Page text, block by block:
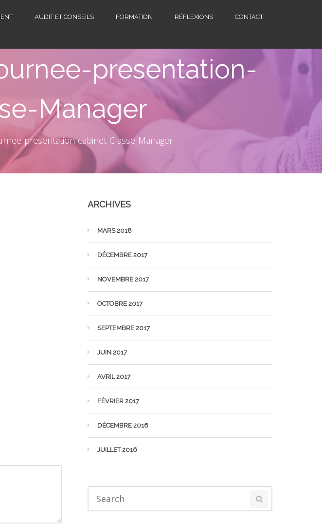
AUDIT ET CONSEILS FORMATION RÉFLEXIONS CONTACT
presentation-
Manager
presentation-cabinet-Classe-Manager
ARCHIVES
MARS 2018
DÉCEMBRE 2017
NOVEMBRE 2017
OCTOBRE 2017
SEPTEMBRE 2017
JUIN 2017
AVRIL 2017
FÉVRIER 2017
DÉCEMBRE 2016
JUILLET 2016